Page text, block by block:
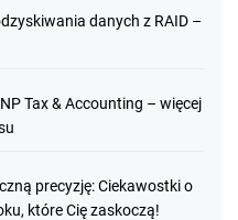
danych z RAID –
Tax & Accounting – więcej
precyzję: Ciekawostki o
które Cię zaskoczą!